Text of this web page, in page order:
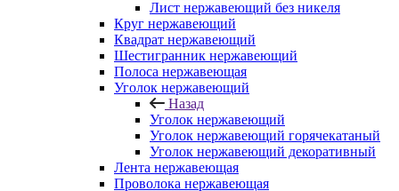
Лист нержавеющий без никеля
Круг нержавеющий
Квадрат нержавеющий
Шестигранник нержавеющий
Полоса нержавеющая
Уголок нержавеющий
Назад
Уголок нержавеющий
Уголок нержавеющий горячекатаный
Уголок нержавеющий декоративный
Лента нержавеющая
Проволока нержавеющая